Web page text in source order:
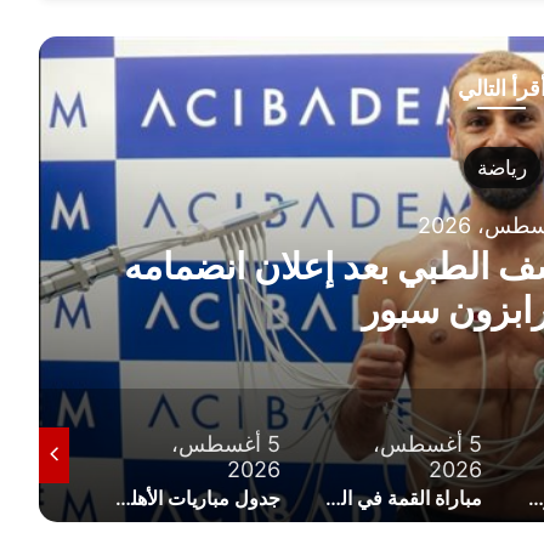
التالي
بعد إعلان انضمامه
سبور
5 أغسطس،
2026
مباراة القمة في الجولة السادسة.. قرعة الدوري المصري 2026-2027 كاملة
5 أغسطس،
2026
جدول مباريات الأهلي في الدوري المصري 2026-2027 بالترتيب
4 أغسطس،
2026